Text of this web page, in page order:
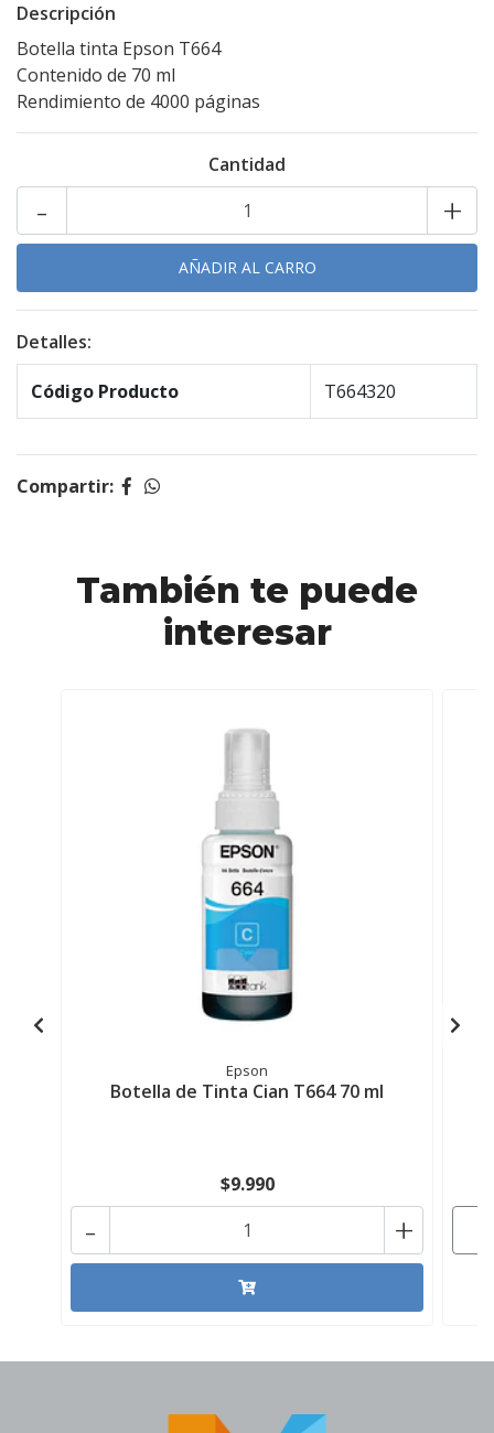
Descripción
Botella tinta Epson T664
Contenido de 70 ml
Rendimiento de 4000 páginas
Cantidad
+
-
Detalles:
Código Producto T664320
Compartir:
También te puede
interesar
Epson
Botella de Tinta Cian T664 70 ml
$9.990
+
-